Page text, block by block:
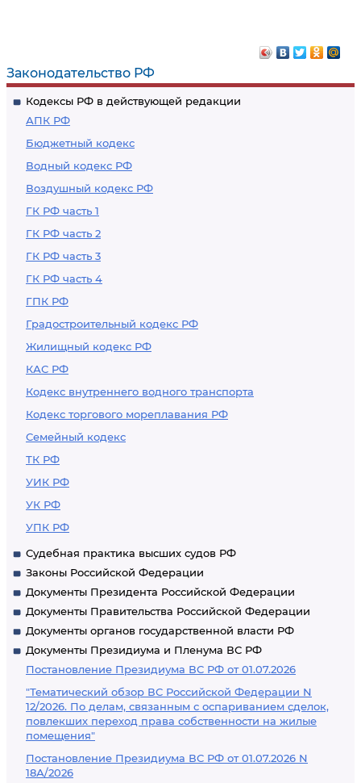
Законодательство РФ
Кодексы РФ в действующей редакции
АПК РФ
Бюджетный кодекс
Водный кодекс РФ
Воздушный кодекс РФ
ГК РФ часть 1
ГК РФ часть 2
ГК РФ часть 3
ГК РФ часть 4
ГПК РФ
Градостроительный кодекс РФ
Жилищный кодекс РФ
КАС РФ
Кодекс внутреннего водного транспорта
Кодекс торгового мореплавания РФ
Семейный кодекс
ТК РФ
УИК РФ
УК РФ
УПК РФ
Судебная практика высших судов РФ
Законы Российской Федерации
Документы Президента Российской Федерации
Документы Правительства Российской Федерации
Документы органов государственной власти РФ
Документы Президиума и Пленума ВС РФ
Постановление Президиума ВС РФ от 01.07.2026
"Тематический обзор ВС Российской Федерации N
12/2026. По делам, связанным с оспариванием сделок,
повлекших переход права собственности на жилые
помещения"
Постановление Президиума ВС РФ от 01.07.2026 N
18А/2026